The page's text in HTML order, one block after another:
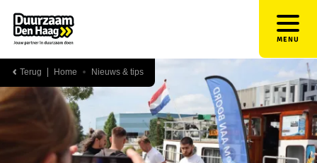
MENU
Terug Home Nieuws & tips